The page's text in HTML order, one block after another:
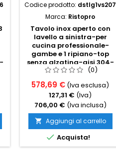
Codice prodotto: dstlg1vs207
Marca: Ristopro
Tavolo inox aperto con
lavello a sinistra-per
cucina professionale-
gambe e 1 ripiano-top
senza alzatina-aisi 304-
cm200x70x85h
(0)
578,69 € (Iva esclusa)
127,31 € (Iva)
706,00 € (Iva inclusa)
 Aggiungi al carrello
 Acquista!